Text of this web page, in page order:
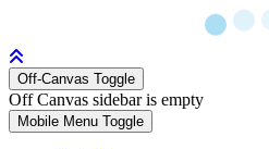
Off-Canvas Toggle
Off Canvas sidebar is empty
Mobile Menu Toggle